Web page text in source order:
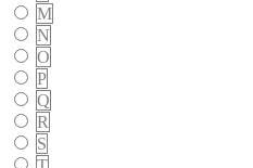
M
N
O
P
Q
R
S